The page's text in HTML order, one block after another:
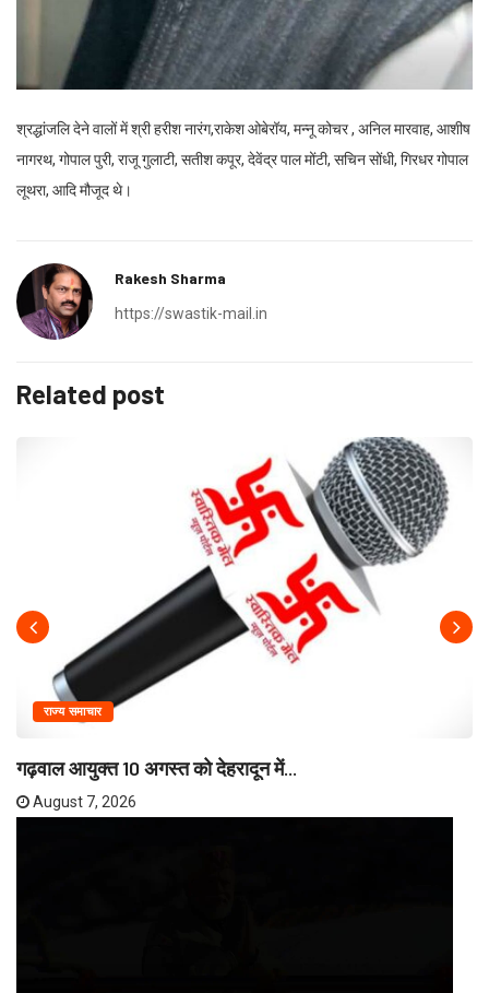
श्रद्धांजलि देने वालों में श्री हरीश नारंग,राकेश ओबेरॉय, मन्नू कोचर , अनिल मारवाह, आशीष
नागरथ, गोपाल पुरी, राजू गुलाटी, सतीश कपूर, देवेंद्र पाल मोंटी, सचिन सोंधी, गिरधर गोपाल
लूथरा, आदि मौजूद थे।
Rakesh Sharma
https://swastik-mail.in
Related post
राज्य समाचार
गढ़वाल आयुक्त 10 अगस्त को देहरादून में...
August 7, 2026